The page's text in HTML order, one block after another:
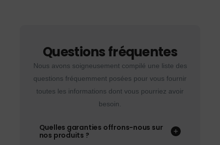
Questions fréquentes
Nous avons soigneusement compilé une liste des
questions fréquemment posées pour vous fournir
toutes les informations dont vous pourriez avoir
besoin.
Quelles garanties offrons-nous sur
nos produits ?